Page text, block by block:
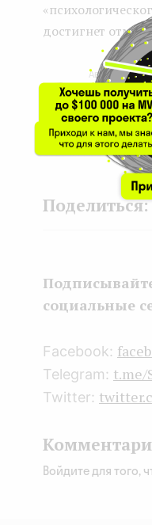
достигнет
Ryzhuk
12.02.2021
социальные
Facebook:
Telegram: t.me/
Twitter:
Войдите для того,